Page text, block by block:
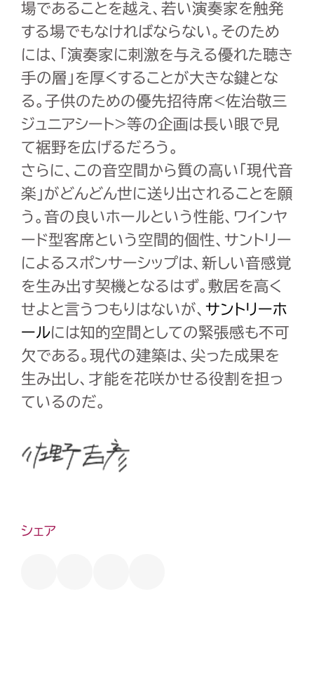
場であることを越え、若い演奏家を触発
する場でもなければならない。そのため
には、「演奏家に刺激を与える優れた聴き
手の層」を厚くすることが大きな鍵とな
る。子供のための優先招待席<佐治敬三
ジュニアシート>等の企画は長い眼で見
て裾野を広げるだろう。
さらに、この音空間から質の高い「現代音
楽」がどんどん世に送り出されることを願
う。音の良いホールという性能、ワインヤ
ード型客席という空間的個性、サントリー
によるスポンサーシップは、新しい音感覚
を生み出す契機となるはず。敷居を高く
せよと言うつもりはないが、 サントリーホ
ールには知的空間としての緊張感も不可
欠である。現代の建築は、尖った成果を
生み出し、才能を花咲かせる役割を担っ
ているのだ。
シェア